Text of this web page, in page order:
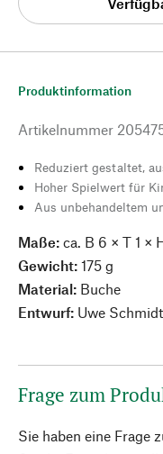
Produktinformation
Artikelnummer
Reduziert gestaltet,
Hoher Spielwert für
Aus unbehandeltem
Maße: ca. B 6 × T 1 ×
Gewicht: 175 g
Material: Buche
Entwurf: Uwe Schmidt
Frage zum
Sie haben eine Frage